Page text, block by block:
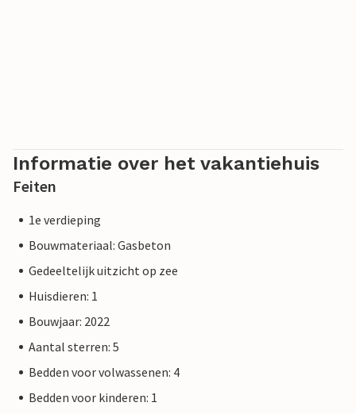
Informatie over het vakantiehuis
Feiten
1e verdieping
Bouwmateriaal: Gasbeton
Gedeeltelijk uitzicht op zee
Huisdieren: 1
Bouwjaar: 2022
Aantal sterren: 5
Bedden voor volwassenen: 4
Bedden voor kinderen: 1